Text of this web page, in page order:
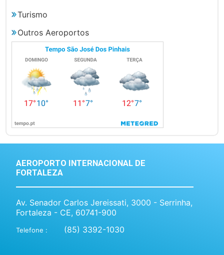
Turismo
Outros Aeroportos
AEROPORTO INTERNACIONAL DE
FORTALEZA
Av. Senador Carlos Jereissati, 3000 - Serrinha,
Fortaleza - CE, 60741-900
Telefone : (85) 3392-1030